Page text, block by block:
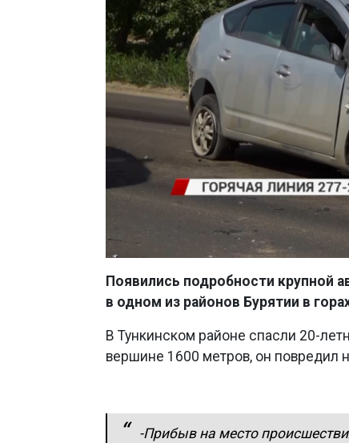
Появились подробности крупной
в одном из районов Бурятии в
В Тункинском районе спасли 20-
вершине 1600 метров, он повредил
-Прибыв на место